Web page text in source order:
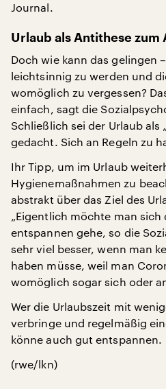
Journal.
Urlaub als Antithese zum
Doch wie kann das gelingen
leichtsinnig zu werden und
womöglich zu vergessen?
einfach, sagt die
Schließlich sei der Urlaub als
gedacht. Sich an Regeln zu
Ihr Tipp, um im Urlaub
Hygienemaßnahmen zu
abstrakt über das Ziel des
„Eigentlich möchte man sich
entspannen gehe, so die
sehr viel besser, wenn man
haben müsse, weil man
womöglich sogar sich oder
Wer die Urlaubszeit mit
verbringe und regelmäßig
könne auch gut entspannen.
(rwe/lkn)